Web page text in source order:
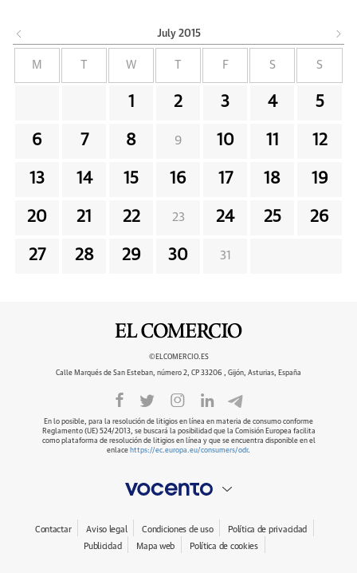
July 2015
M W F S S
1 2 3 4 5
6 7 8 9 10 11 12
13 14 15 16 17 18 19
20 21 22 23 24 25 26
27 28 29 30 31
©ELCOMERCIO.ES
Calle Marqués de San Esteban, número 2, CP 33206 , Gijón, Asturias, España
En lo posible, para la resolución de litigios en línea en materia de consumo conforme
Reglamento (UE) 524/2013, se buscará la posibilidad que la Comisión Europea facilita
como plataforma de resolución de litigios en línea y que se encuentra disponible en el
enlace https://ec.europa.eu/consumers/odr.
Contactar Aviso legal Condiciones de uso
Política de privacidad
Publicidad
Mapa web Política de cookies